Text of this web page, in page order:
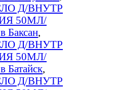
Д/ВНУТР
50МЛ/
,
Д/ВНУТР
50МЛ/
,
Д/ВНУТР